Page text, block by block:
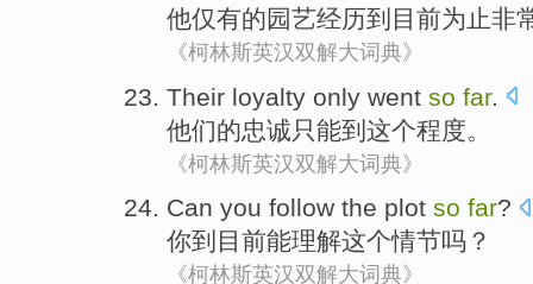
他仅有的园艺经历到目前为止非
《柯林斯英汉双解大词典》
Their loyalty only went so far.
他们的忠诚 只能到这个程度。
《柯林斯英汉双解大词典》
Can you follow the plot so far?
你到 目前能理解这个情节吗？
《柯林斯英汉双解大词典》